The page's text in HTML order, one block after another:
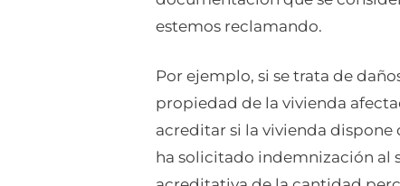
estemos reclamando.
Por ejemplo, si se trata de
propiedad de la vivienda
acreditar si la vivienda dispone
ha solicitado indemnización al